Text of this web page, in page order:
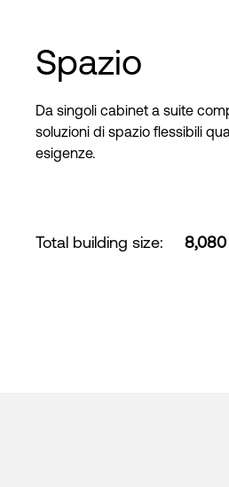
Spazio
Da singoli cabinet a suite
soluzioni di spazio flessibili
esigenze.
Total building size: 8,080